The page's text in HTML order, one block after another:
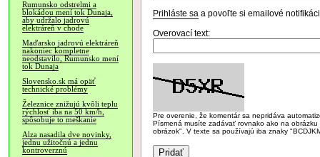
Rumunsko odstrelmi a
blokádou mení tok Dunaja,
aby udržalo jadrovú
elektráreň v chode
Maďarsko jadrovú elektráreň
nakoniec kompletne
neodstavilo, Rumunsko mení
tok Dunaja
Slovensko.sk má opäť
technické problémy
Železnice znižujú kvôli teplu
rýchlosť iba na 50 km/h,
spôsobuje to meškanie
Alza nasadila dve novinky,
jednu užitočnú a jednu
kontroverznú
Prihláste sa a povoľte si emailové
Overovací text:
Pre overenie, že komentár sa nepridáva
Písmená musíte zadávať rovnako ako na
obrázok". V texte sa používajú iba znaky